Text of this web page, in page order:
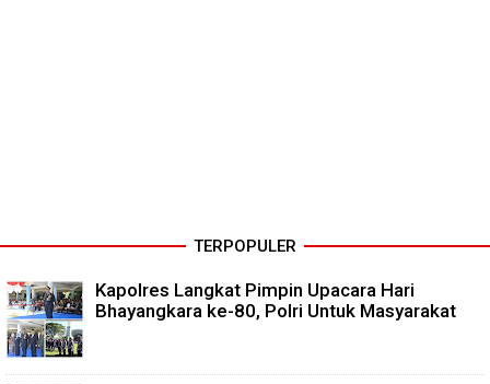
TERPOPULER
Kapolres Langkat Pimpin Upacara Hari
Bhayangkara ke-80, Polri Untuk Masyarakat